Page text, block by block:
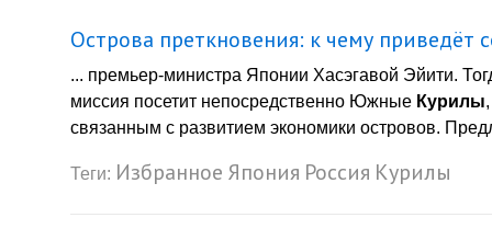
Острова преткновения: к чему приведёт
... премьер-министра Японии Хасэгавой Эйити.
миссия посетит непосредственно Южные Курилы
связанным с развитием экономики островов.
Теги: Избранное Япония Россия Курилы